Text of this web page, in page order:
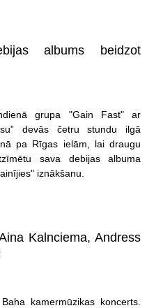
albums beidzot
grupa "Gain Fast" ar
devās četru stundu ilgā
pa Rīgas ielām, lai draugu
sava debijas albuma
iznākšanu.
Kalnciema, Andress
kamermūzikas koncerts.